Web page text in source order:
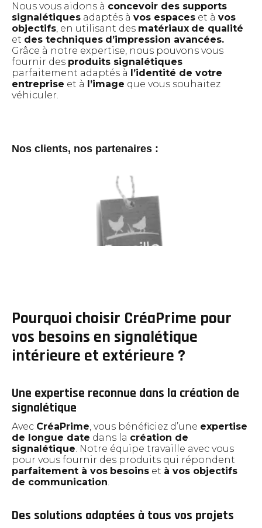
Produits publicitaires
personnalisés
Textile publicitaire
Objets publicitaires
Réseaux sociaux
Nous contacter
Nous vous aidons à concevoir des supports
signalétiques adaptés à vos espaces et à vos
objectifs, en utilisant des matériaux de qualité
et des techniques d’impression avancées.
Grâce à notre expertise, nous pouvons vous
fournir des produits signalétiques
parfaitement adaptés à l’identité de votre
entreprise et à l’image que vous souhaitez
véhiculer.
Nos clients, nos partenaires :
Pourquoi choisir CréaPrime pour
vos besoins en signalétique
intérieure et extérieure ?
Une expertise reconnue dans la création de
signalétique
Avec CréaPrime, vous bénéficiez d’une expertise
de longue date dans la création de
signalétique. Notre équipe travaille avec vous
pour vous fournir des produits qui répondent
parfaitement à vos besoins et à vos objectifs
de communication.
Des solutions adaptées à tous vos projets